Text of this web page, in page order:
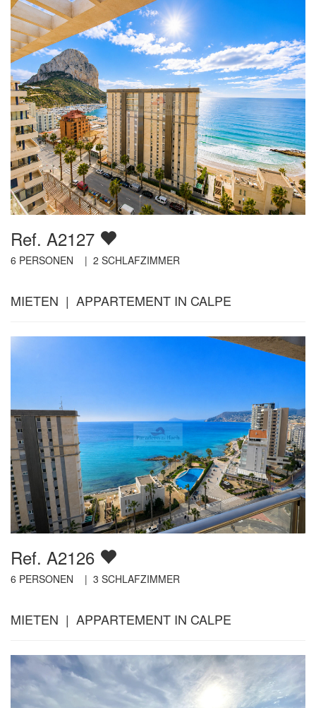
Ref. A2127
6 PERSONEN | 2 SCHLAFZIMMER
MIETEN | APPARTEMENT IN CALPE
Ref. A2126
6 PERSONEN | 3 SCHLAFZIMMER
MIETEN | APPARTEMENT IN CALPE